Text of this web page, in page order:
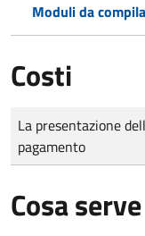
Moduli da
Costi
Tipo di pagamento
Importo
La presentazione
pagamento
Cosa serve